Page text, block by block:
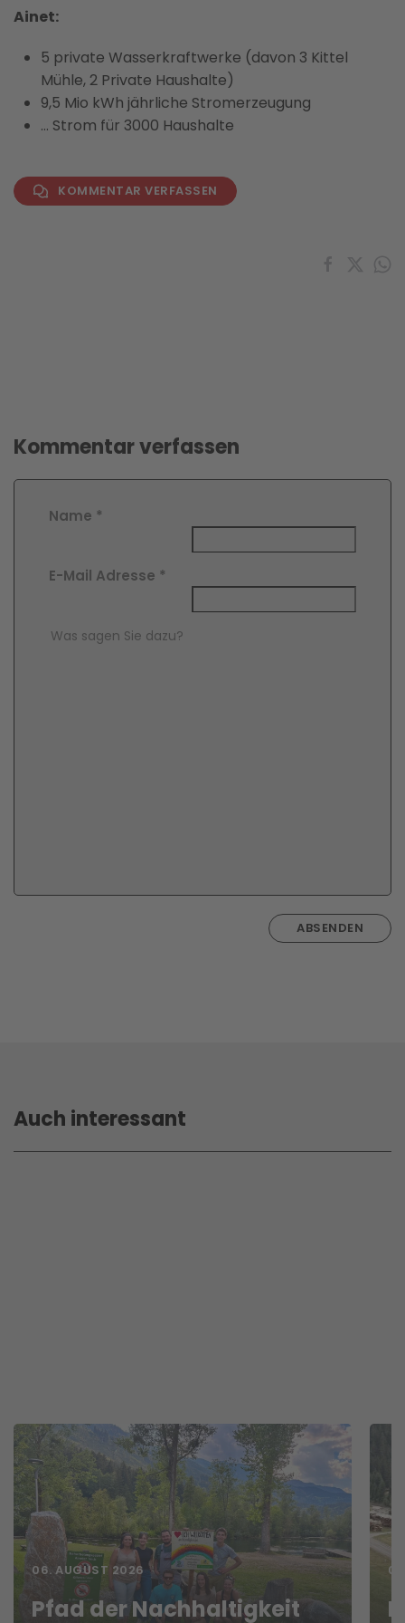
Ainet:
5 private Wasserkraftwerke (davon 3 Kittel
Mühle, 2 Private Haushalte)
9,5 Mio kWh jährliche Stromerzeugung
… Strom für 3000 Haushalte
KOMMENTAR VERFASSEN
Kommentar verfassen
Name *
E-Mail Adresse *
Comment Text*
ABSENDEN
Auch interessant
06. AUGUST 2026
Pfad der Nachhaltigkeit